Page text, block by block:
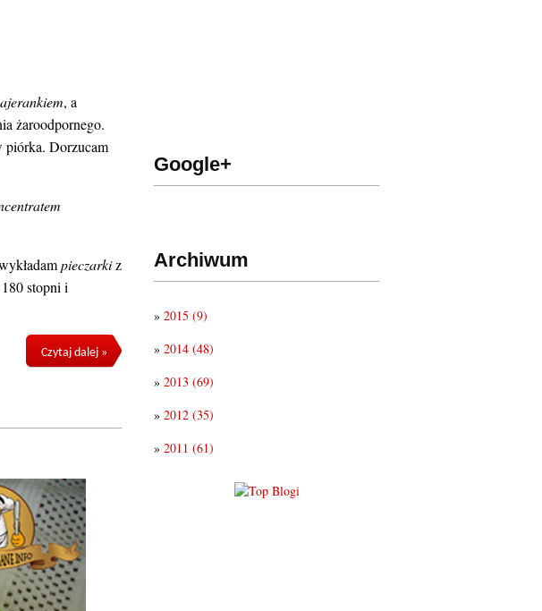
Google+
Archiwum
» 2015 (9)
» 2014 (48)
» 2013 (69)
» 2012 (35)
» 2011 (61)
, a
żaroodpornego.
piórka. Dorzucam
pieczarkiz
stopni i
Czytaj dalej »